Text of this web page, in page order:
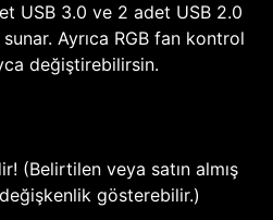
USB 3.0 ve 2 adet USB 2.0
Ayrıca RGB fan kontrol
değiştirebilirsin.
(Belirtilen veya satın almış
gösterebilir.)